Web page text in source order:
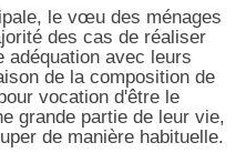
le vœu des ménages
des cas de réaliser
adéquation avec leurs
de la composition de
vocation d'être le
grande partie de leur vie,
de manière habituelle.